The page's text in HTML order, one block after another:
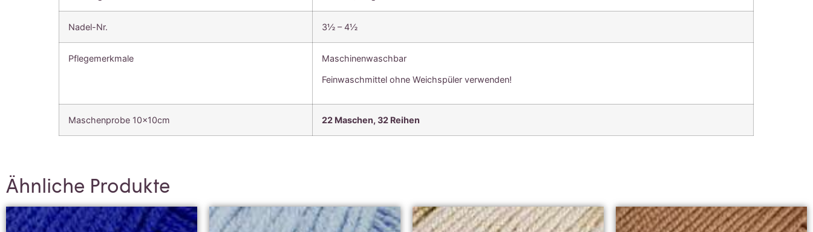
Nadel-Nr. 3½ – 4½
Pflegemerkmale Maschinenwaschbar
Feinwaschmittel ohne Weichspüler verwenden!
Maschenprobe 10x10cm 22 Maschen, 32 Reihen
Ähnliche Produkte